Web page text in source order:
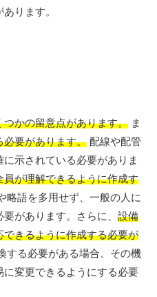
ります。
かの留意点があります。 ま
必要があります。 配線や配管
示されている必要がありま
員が理解できるように作成す
略語を多用せず、一般の人に
があります。さらに、 設備
きるように作成する必要が
する必要がある場合、その機
変更できるようにする必要